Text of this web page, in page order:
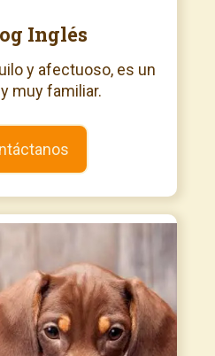
Inglés
y afectuoso, es un
muy familiar.